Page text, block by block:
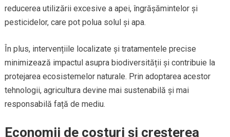
reducerea utilizării excesive a apei, îngrășămintelor și
pesticidelor, care pot polua solul și apa.
În plus, intervențiile localizate și tratamentele precise
minimizează impactul asupra biodiversității și contribuie la
protejarea ecosistemelor naturale. Prin adoptarea acestor
tehnologii, agricultura devine mai sustenabilă și mai
responsabilă față de mediu.
Economii de costuri și creșterea